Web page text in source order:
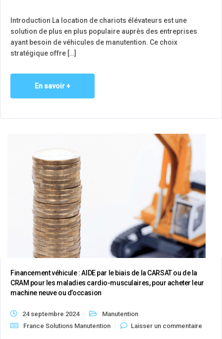
Introduction La location de chariots élévateurs est une
solution de plus en plus populaire auprès des entreprises
ayant besoin de véhicules de manutention. Ce choix
stratégique offre […]
En savoir +
Financement véhicule : AIDE par le biais de la CARSAT ou de la
CRAM pour les maladies cardio-musculaires, pour acheter leur
machine neuve ou d’occasion
24 septembre 2024
Manutention
France Solutions Manutention
Laisser un commentaire